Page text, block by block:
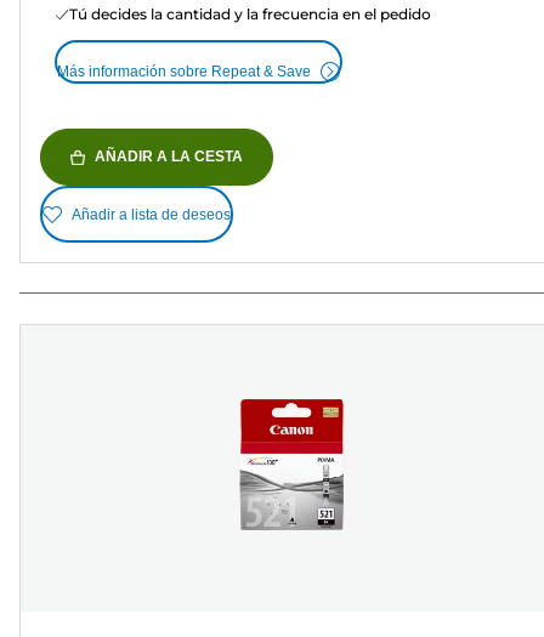
Tú decides la cantidad y la frecuencia en el pedido
Más información sobre Repeat & Save
AÑADIR A LA CESTA
Añadir a lista de deseos